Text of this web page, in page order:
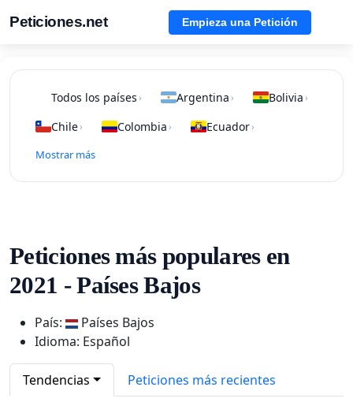
Peticiones.net Empieza una Petición
Todos los países › Argentina › Bolivia ›
Chile› Colombia › Ecuador›
Mostrar más
Peticiones más populares en
2021 - Países Bajos
País:
Países Bajos
Idioma: Español
Tendencias Peticiones más recientes